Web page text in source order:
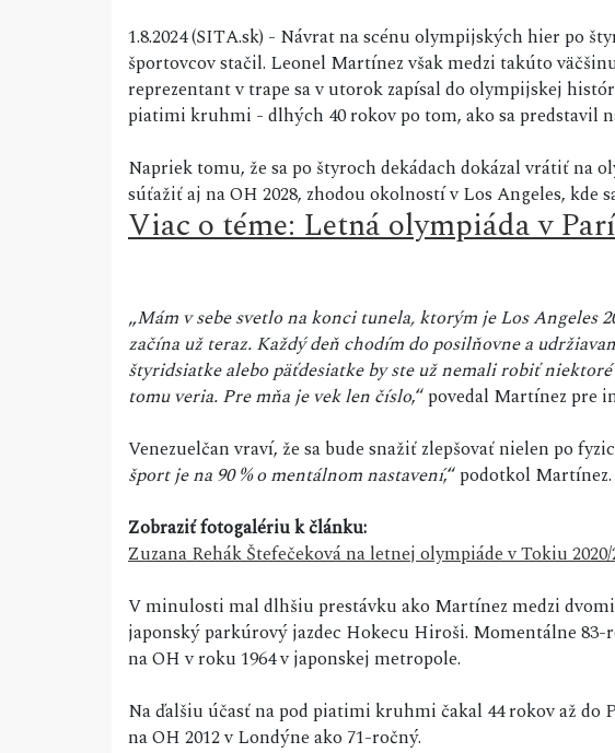
1.8.2024 (SITA.sk) - Návrat na scénu olympijských hier po
športovcov stačil. Leonel Martínez však medzi takúto
reprezentant v trape sa v utorok zapísal do olympijskej
piatimi kruhmi - dlhých 40 rokov po tom, ako sa predstavil
Napriek tomu, že sa po štyroch dekádach dokázal vrátiť na
súťažiť aj na OH 2028, zhodou okolností v Los Angeles, kde
Viac o téme: Letná olympiáda v
„Mám v sebe svetlo na konci tunela, ktorým je Los Angeles
začína už teraz. Každý deň chodím do posilňovne a
štyridsiatke alebo päťdesiatke by ste už nemali robiť
tomu veria. Pre mňa je vek len číslo,“ povedal Martínez pre
Venezuelčan vraví, že sa bude snažiť zlepšovať nielen po
šport je na 90 % o mentálnom nastavení,“ podotkol Martínez.
Zobraziť fotogalériu k článku:
Zuzana Rehák Štefečeková na letnej olympiáde v Tokiu
V minulosti mal dlhšiu prestávku ako Martínez medzi
japonský parkúrový jazdec Hokecu Hiroši. Momentálne
na OH v roku 1964 v japonskej metropole.
Na ďalšiu účasť na pod piatimi kruhmi čakal 44 rokov až do
na OH 2012 v Londýne ako 71-ročný.